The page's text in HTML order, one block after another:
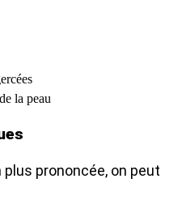
la peau
prononcée, on peut